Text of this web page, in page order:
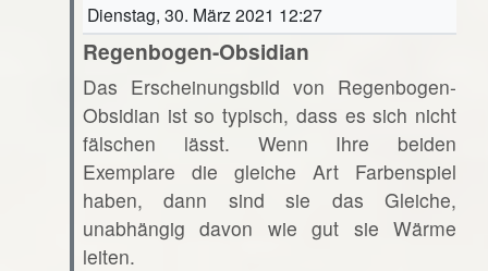
Dienstag, 30. März 2021 12:27
Regenbogen-Obsidian
Das Erscheinungsbild von Regenbogen-
Obsidian ist so typisch, dass es sich nicht
fälschen lässt. Wenn Ihre beiden
Exemplare die gleiche Art Farbenspiel
haben, dann sind sie das Gleiche,
unabhängig davon wie gut sie Wärme
leiten.